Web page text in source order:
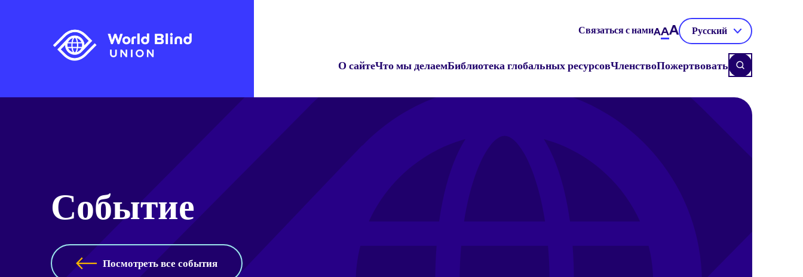
Связаться с намиAAA Русский
О сайтеЧто мы делаемБиблиотека глобальных ресурсовЧленствоПожертвовать
Событие
Посмотреть все события